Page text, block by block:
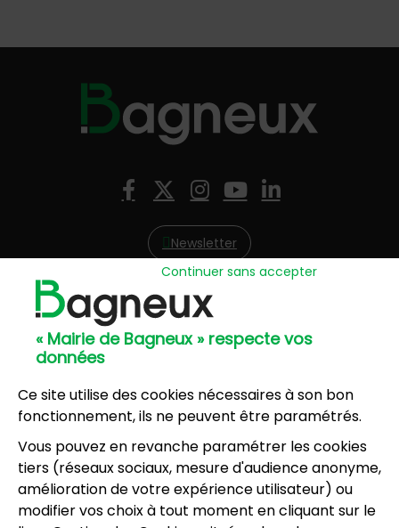
« Mairie de Bagneux » respecte vos
données
Ce site utilise des cookies nécessaires à son bon
fonctionnement, ils ne peuvent être paramétrés.
Vous pouvez en revanche paramétrer les cookies
tiers (réseaux sociaux, mesure d'audience anonyme,
amélioration de votre expérience utilisateur) ou
modifier vos choix à tout moment en cliquant sur le
Continuer sans accepter
Facebook
X (Twitter)
Instagram
YouTube
LinkedIn
Newsletter
Hôtel de Ville
57, avenue Henri Ravera - 92220 Bagneux
01 42 31 60 00
8, résidence du Port Galand - 92220 Bagneux
01 45 47 62 00
NOUS CONTACTER
Horaires d’ouverture